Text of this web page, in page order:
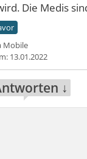
Die Medis
13.01.2022
↓